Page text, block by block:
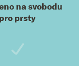
na svobodu
pro prsty